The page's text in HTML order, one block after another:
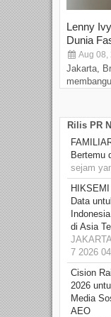
Lenny
Dunia
Aug 08,
Jakarta,
Rilis PR
Bertemu
sejam
Data
di Asia
7 2026
Cision
2026
Media
AEO